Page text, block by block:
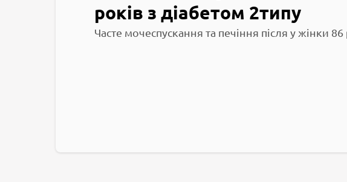
років з діабетом 2типу
Часте мочеспускання та печіння після у жінки